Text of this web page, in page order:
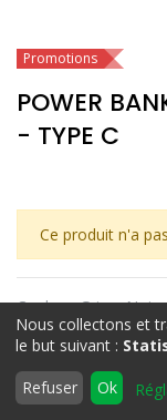
Accueil
Promotions
POWER
- TYPE C
Ce produit n'a
Couleur:Gris + Noir
Nous collectons et
le but suivant :
Refuser Ok